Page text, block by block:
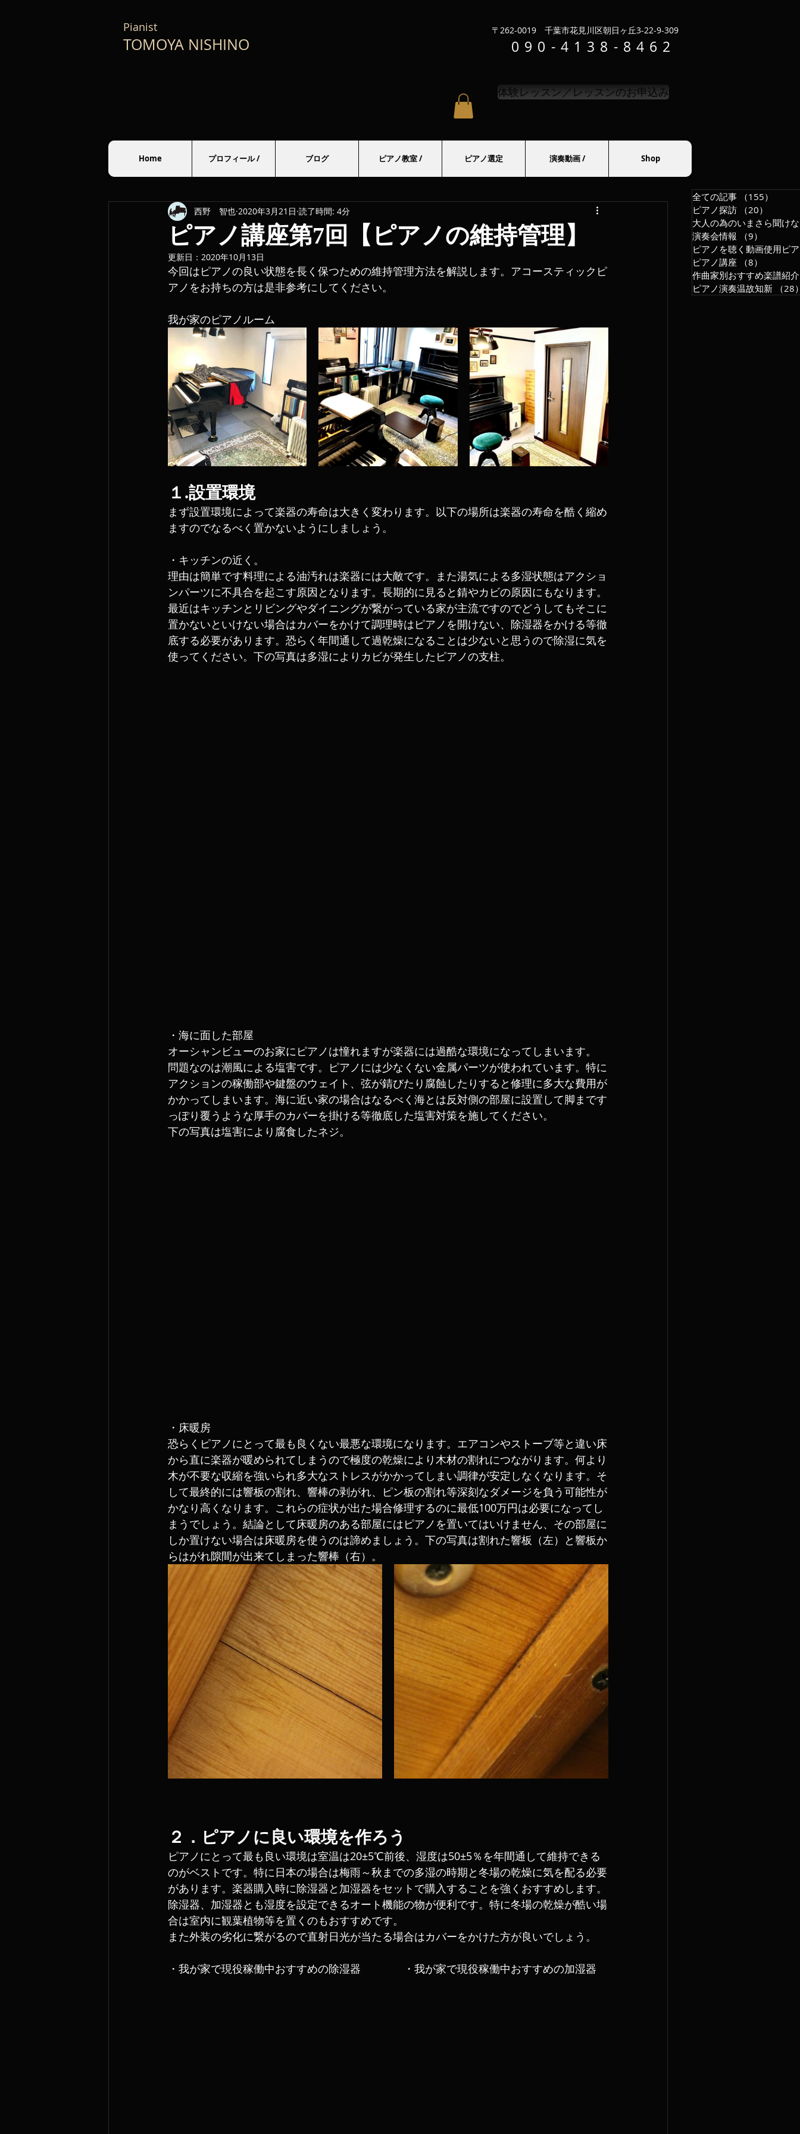
Pianist
TOMOYA NISHINO
〒262-0019 千葉市花見川区朝日ヶ丘3-22-9-309
090-4138-8462
体験レッスン／レッスンのお申込み
Home プロフィール / ブログ ピアノ教室 / ピアノ選定 演奏動画 / Shop
ピアノ講座第7回【ピアノの維持管理】
西野 智也 2020年3月21日 読了時間: 4分
更新日： 2020年10月13日
今回はピアノの良い状態を長く保つための維持管理方法を解説します。アコースティックピ
アノをお持ちの方は是非参考にしてください。
我が家のピアノルーム
１.設置環境
まず設置環境によって楽器の寿命は大きく変わります。以下の場所は楽器の寿命を酷く縮め
ますのでなるべく置かないようにしましょう。
・キッチンの近く。
理由は簡単です料理による油汚れは楽器には大敵です。また湯気による多湿状態はアクショ
ンパーツに不具合を起こす原因となります。長期的に見ると錆やカビの原因にもなります。
最近はキッチンとリビングやダイニングが繋がっている家が主流ですのでどうしてもそこに
置かないといけない場合はカバーをかけて調理時はピアノを開けない、除湿器をかける等徹
底する必要があります。恐らく年間通して過乾燥になることは少ないと思うので除湿に気を
使ってください。下の写真は多湿によりカビが発生したピアノの支柱。
・海に面した部屋
オーシャンビューのお家にピアノは憧れますが楽器には過酷な環境になってしまいます。
問題なのは潮風による塩害です。ピアノには少なくない金属パーツが使われています。特に
アクションの稼働部や鍵盤のウェイト、弦が錆びたり腐蝕したりすると修理に多大な費用が
かかってしまいます。海に近い家の場合はなるべく海とは反対側の部屋に設置して脚まです
っぽり覆うような厚手のカバーを掛ける等徹底した塩害対策を施してください。
下の写真は塩害により腐食したネジ。
・床暖房
恐らくピアノにとって最も良くない最悪な環境になります。エアコンやストーブ等と違い床
から直に楽器が暖められてしまうので極度の乾燥により木材の割れにつながります。何より
木が不要な収縮を強いられ多大なストレスがかかってしまい調律が安定しなくなります。そ
して最終的には響板の割れ、響棒の剥がれ、ピン板の割れ等深刻なダメージを負う可能性が
かなり高くなります。これらの症状が出た場合修理するのに最低100万円は必要になってし
まうでしょう。結論として床暖房のある部屋にはピアノを置いてはいけません、その部屋に
しか置けない場合は床暖房を使うのは諦めましょう。下の写真は割れた響板（左）と響板か
らはがれ隙間が出来てしまった響棒（右）。
２．ピアノに良い環境を作ろう
ピアノにとって最も良い環境は室温は20±5℃前後、湿度は50±5％を年間通して維持できる
のがベストです。特に日本の場合は梅雨～秋までの多湿の時期と冬場の乾燥に気を配る必要
があります。楽器購入時に除湿器と加湿器をセットで購入することを強くおすすめします。
除湿器、加湿器とも湿度を設定できるオート機能の物が便利です。特に冬場の乾燥が酷い場
合は室内に観葉植物等を置くのもおすすめです。
また外装の劣化に繋がるので直射日光が当たる場合はカバーをかけた方が良いでしょう。
・我が家で現役稼働中おすすめの除湿器　　　　・ 我が家で現役稼働中おすすめの加湿器
全ての記事 （155）
ピアノ探訪
（20）
演奏会情報 （9）
ピアノを聴く動画使用ピ
ピアノ講座
（8）
作曲家別おすすめ楽譜紹介
ピアノ演奏温故知新
（28